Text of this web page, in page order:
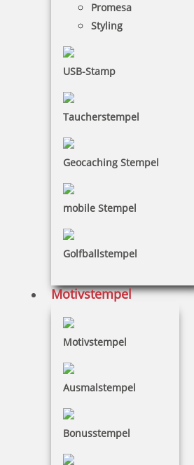
Promesa
Styling
USB-Stamp
Taucherstempel
Geocaching Stempel
mobile Stempel
Golfballstempel
Motivstempel
Motivstempel
Ausmalstempel
Bonusstempel